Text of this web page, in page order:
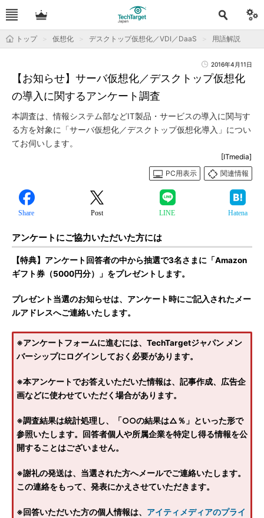
トップ 仮想化 デスクトップ仮想化／VDI／DaaS 用語解説
2016年4月11日
【お知らせ】サーバ仮想化／デスクトップ仮想化
の導入に関するアンケート調査
本調査は、情報システム部などIT製品・サービスの導入に関与す
る方を対象に「サーバ仮想化／デスクトップ仮想化導入」につい
てお伺いします。
[ITmedia]
PC用表示
関連情報
Share Post LINE Hatena
アンケートにご協力いただいた方には
【特典】アンケート回答者の中から抽選で3名さまに「Amazon
ギフト券（5000円分）」をプレゼントします。
プレゼント当選のお知らせは、アンケート時にご記入されたメー
ルアドレスへご連絡いたします。
※アンケートフォームに進むには、TechTargetジャパン メン
バーシップにログインしておく必要があります。
※本アンケートでお答えいただいた情報は、記事作成、広告企
画などに使わせていただく場合があります。
※調査結果は統計処理し、「○○の結果は△％」といった形で
参照いたします。回答者個人や所属企業を特定し得る情報を公
開することはございません。
※謝礼の発送は、当選された方へメールでご連絡いたします。
この連絡をもって、発表にかえさせていただきます。
※回答いただいた方の個人情報は、 アイティメディアのプライ